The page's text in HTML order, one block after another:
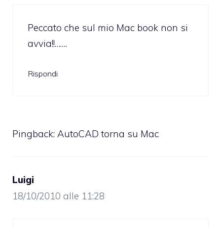
Peccato che sul mio Mac book non si
avvia!!…….
Rispondi
Pingback: AutoCAD torna su Mac
Luigi
18/10/2010 alle 11:28